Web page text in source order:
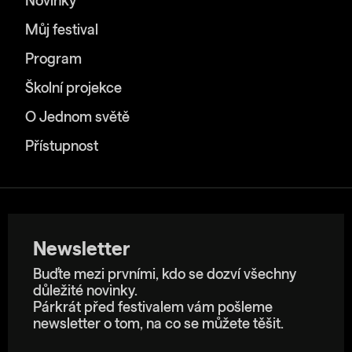
Můj festival
Program
Školní projekce
O Jednom světě
Přístupnost
Newsletter
Buďte mezi prvními, kdo se dozví všechny
důležité novinky.
Párkrát před festivalem vám pošleme
newsletter o tom, na co se můžete těšit.